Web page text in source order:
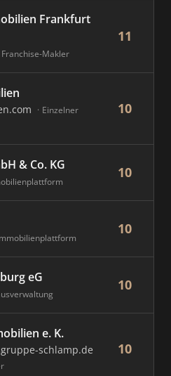
Frankfurt
Franchise-Makler
11
Einzelner
10
& Co. KG 10
10
eG 10
e. K.
schlamp.de 10